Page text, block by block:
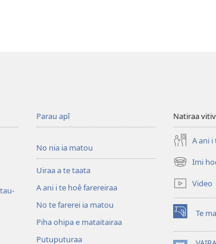
Parau apî
No nia ia matou
Uiraa a te taata
A ani i te hoê farereiraa
No te farerei ia matou
Piha ohipa e mataitairaa
Putuputuraa
Natiraa
A ani i
Imi
(opens
new
window)
Video
Te
(opens
new
window)